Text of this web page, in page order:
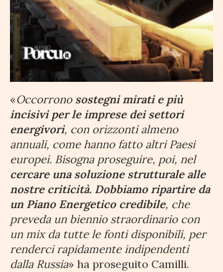
«Occorrono sostegni mirati e più
incisivi per le imprese dei settori
energivori, con orizzonti almeno
annuali, come hanno fatto altri Paesi
europei. Bisogna proseguire, poi, nel
cercare una soluzione strutturale alle
nostre criticità. Dobbiamo ripartire da
un Piano Energetico credibile, che
preveda un biennio straordinario con
un mix da tutte le fonti disponibili, per
renderci rapidamente indipendenti
dalla Russia» ha proseguito Camilli.